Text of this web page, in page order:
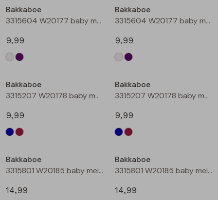
Jackjes
Blazers
Bermuda's
Rokken
Tops
Vesten
Bakkaboe
3315604 W20177 baby meisjes T-shirt lm Cream
9,99
Bakkaboe
3315604 W20177 baby meisjes T-shirt lm Lila
9,99
Bakkaboe
3315207 W20178 baby meisjes lange broek Marine
9,99
Bakkaboe
3315207 W20178 baby meisjes lange broek Wijnrood
9,99
Bakkaboe
3315801 W20185 baby meisjes rok kort Champagne
14,99
Bakkaboe
3315801 W20185 baby meisjes rok kort Perzik
14,99